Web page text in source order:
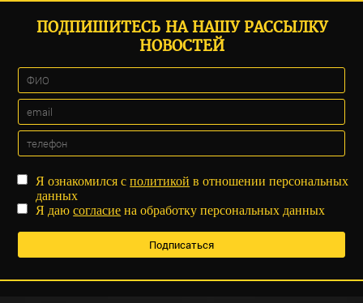
ПОДПИШИТЕСЬ НА НАШУ РАССЫЛКУ
НОВОСТЕЙ
Я ознакомился сполитикой в отношении персональных
данных
Я даюсогласие на обработку персональных данных